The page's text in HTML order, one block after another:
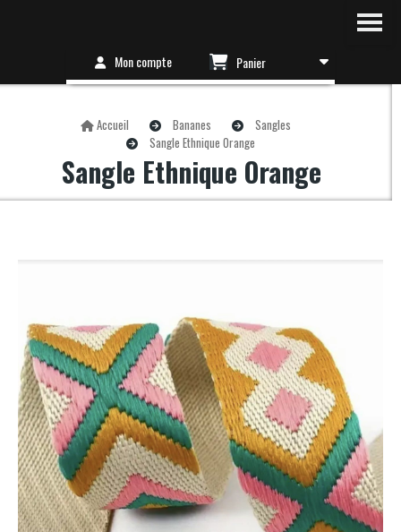
Mon compte Panier
Accueil Bananes
Sangles
Sangle Ethnique Orange
Sangle Ethnique Orange